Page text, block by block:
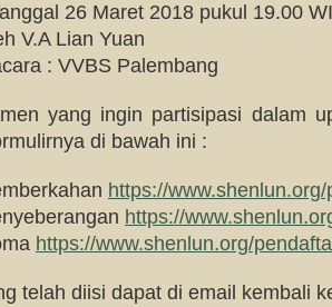
26 Maret 2018 pukul 19.00
V.A Lian Yuan
: VVBS Palembang
yang ingin partisipasi dalam
di bawah ini :
https://
https://
https://www.shenlun.org/
telah diisi dapat di email kembali